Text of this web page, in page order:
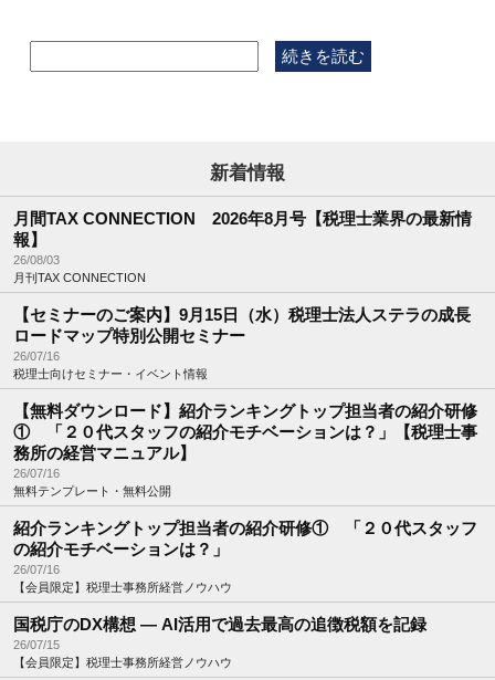
新着情報
月間TAX CONNECTION 2026年8月号【税理士業界の最新情
報】
26/08/03
月刊TAX CONNECTION
【セミナーのご案内】9月15日（水）税理士法人ステラの成長
ロードマップ特別公開セミナー
26/07/16
税理士向けセミナー・イベント情報
【無料ダウンロード】紹介ランキングトップ担当者の紹介研修
① 「２０代スタッフの紹介モチベーションは？」【税理士事
務所の経営マニュアル】
26/07/16
無料テンプレート・無料公開
紹介ランキングトップ担当者の紹介研修① 「２０代スタッフ
の紹介モチベーションは？」
26/07/16
【会員限定】税理士事務所経営ノウハウ
国税庁のDX構想 ― AI活用で過去最高の追徴税額を記録
26/07/15
【会員限定】税理士事務所経営ノウハウ